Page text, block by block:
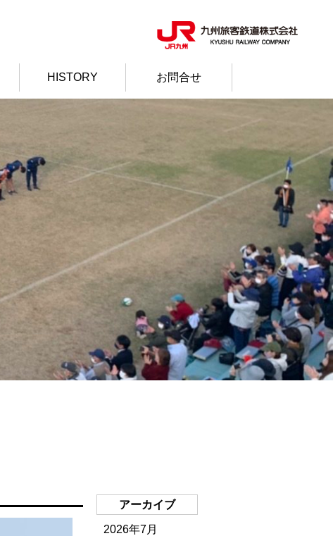
HISTORY お問合せ
アーカイブ
2026年7月